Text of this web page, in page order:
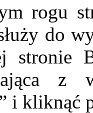
rogu
do
stronie
z
i kliknąć